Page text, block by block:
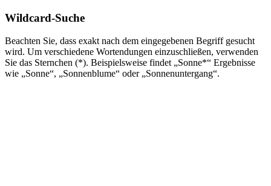
Wildcard-Suche
Beachten Sie, dass exakt nach dem eingegebenen Begriff gesucht
wird. Um verschiedene Wortendungen einzuschließen, verwenden
Sie das Sternchen (*). Beispielsweise findet „Sonne*“ Ergebnisse
wie „Sonne“, „Sonnenblume“ oder „Sonnenuntergang“.